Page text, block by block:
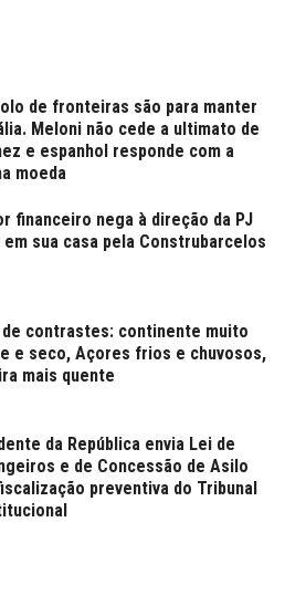
de fronteiras são para manter
Meloni não cede a ultimato de
e espanhol responde com a
moeda
financeiro nega à direção da PJ
em sua casa pela Construbarcelos
de contrastes: continente muito
e seco, Açores frios e chuvosos,
mais quente
da República envia Lei de
e de Concessão de Asilo
preventiva do Tribunal